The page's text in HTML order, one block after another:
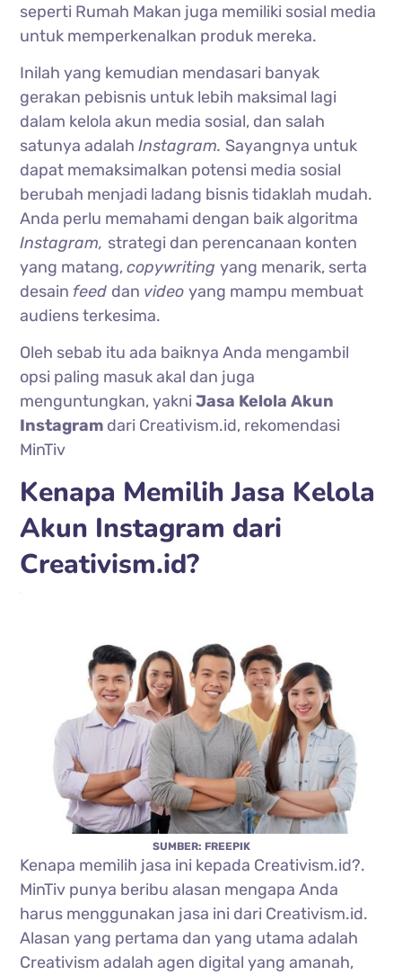
seperti Rumah Makan juga memiliki sosial media
untuk memperkenalkan produk mereka.
Inilah yang kemudian mendasari banyak
gerakan pebisnis untuk lebih maksimal lagi
dalam kelola akun media sosial, dan salah
satunya adalahInstagram. Sayangnya untuk
dapat memaksimalkan potensi media sosial
berubah menjadi ladang bisnis tidaklah mudah.
Anda perlu memahami dengan baik algoritma
Instagram, strategi dan perencanaan konten
yang matang,copywritingyang menarik, serta
desain feed dan videoyang mampu membuat
audiens terkesima.
Oleh sebab itu ada baiknya Anda mengambil
opsi paling masuk akal dan juga
menguntungkan, yakniJasa Kelola Akun
Instagram dari Creativism.id, rekomendasi
MinTiv
Kenapa Memilih Jasa Kelola
Akun Instagram dari
Creativism.id?
SUMBER: FREEPIK
Kenapa memilih jasa ini kepada Creativism.id?.
MinTiv punya beribu alasan mengapa Anda
harus menggunakan jasa ini dari Creativism.id.
Alasan yang pertama dan yang utama adalah
Creativism adalah agen digital yang amanah,